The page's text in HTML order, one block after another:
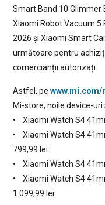
Smart Band 10 Glimmer
Xiaomi Robot Vacuum 5
2026 și Xiaomi Smart
următoare pentru
comercianții autorizați.
Astfel, pe www.mi.com/
Mi-store, noile device-
• Xiaomi Watch S4
• Xiaomi Watch S4
799,99 lei
• Xiaomi Watch S4
• Xiaomi Watch S4
1.099,99 lei